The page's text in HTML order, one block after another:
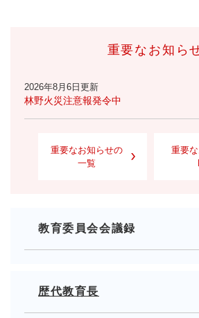
重要なお知ら
2026年8月6日更新
林野火災注意報発令中
重要なお知らせの
一覧
重要
教育委員会会議録
歴代教育長